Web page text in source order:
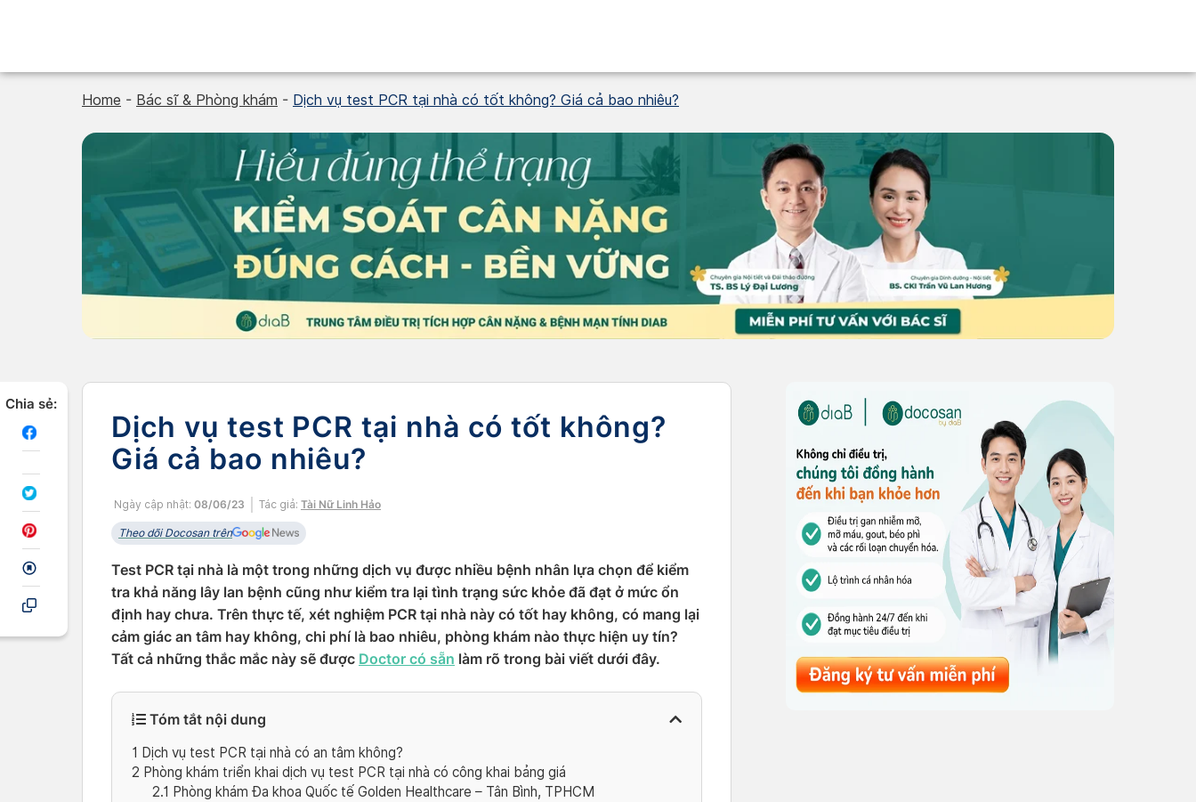
Home - Bác sĩ & Phòng khám - Dịch vụ test PCR tại nhà có tốt không? Giá cả bao nhiêu?
Chia sẻ:
Dịch vụ test PCR tại nhà có tốt không?
Giá cả bao nhiêu?
Ngày cập nhật: 08/06/23 Tác giả: Tài Nữ Linh Hảo
Theo dõi Docosan trên
Test PCR tại nhà là một trong những dịch vụ được nhiều bệnh nhân lựa chọn để kiểm
tra khả năng lây lan bệnh cũng như kiểm tra lại tình trạng sức khỏe đã đạt ở mức ổn
định hay chưa. Trên thực tế, xét nghiệm PCR tại nhà này có tốt hay không, có mang lại
cảm giác an tâm hay không, chi phí là bao nhiêu, phòng khám nào thực hiện uy tín?
Tất cả những thắc mắc này sẽ được Doctor có sẵn làm rõ trong bài viết dưới đây.
Tóm tắt nội dung
1 Dịch vụ test PCR tại nhà có an tâm không?
2 Phòng khám triển khai dịch vụ test PCR tại nhà có công khai bảng giá
2.1 Phòng khám Đa khoa Quốc tế Golden Healthcare – Tân Bình, TPHCM